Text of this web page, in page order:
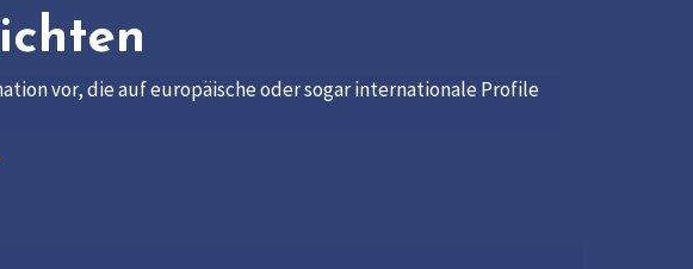
vor, die auf europäische oder sogar internationale Profile